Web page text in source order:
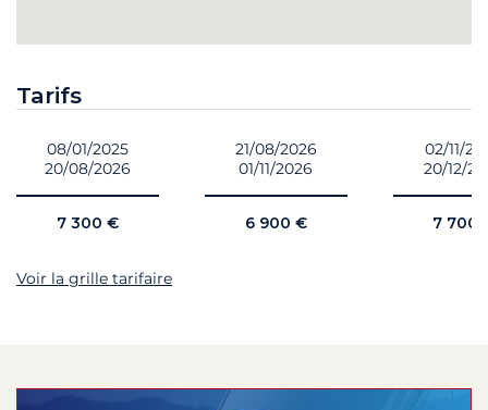
Tarifs
08/01/2025
20/08/2026
7 300 €
21/08/2026
01/11/2026
6 900 €
02/11/
20/12/
7 700
Voir la grille tarifaire